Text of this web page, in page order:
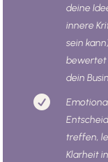
deine
innere
sein
bewertet
dein

treffen,
Klarheit